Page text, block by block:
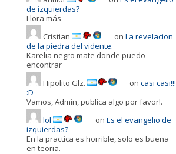
de izquierdas?
Llora más
Cristian
on La revelacion
de la piedra del vidente.
Karelia negro mate donde puedo
encontrar
Hipolito Glz.
on casi casi!!!
:D
Vamos, Admin, publica algo por favor!.
lol
on Es el evangelio de
izquierdas?
En la practica es horrible, solo es buena
en teoria.